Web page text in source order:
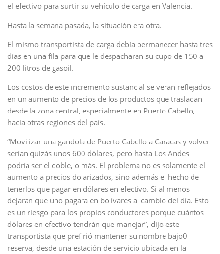
el efectivo para surtir su vehículo de carga en Valencia.
Hasta la semana pasada, la situación era otra.
El mismo transportista de carga debía permanecer hasta tres
días en una fila para que le despacharan su cupo de 150 a
200 litros de gasoil.
Los costos de este incremento sustancial se verán reflejados
en un aumento de precios de los productos que trasladan
desde la zona central, especialmente en Puerto Cabello,
hacia otras regiones del país.
“Movilizar una gandola de Puerto Cabello a Caracas y volver
serían quizás unos 600 dólares, pero hasta Los Andes
podría ser el doble, o más. El problema no es solamente el
aumento a precios dolarizados, sino además el hecho de
tenerlos que pagar en dólares en efectivo. Si al menos
dejaran que uno pagara en bolívares al cambio del día. Esto
es un riesgo para los propios conductores porque cuántos
dólares en efectivo tendrán que manejar”, dijo este
transportista que prefirió mantener su nombre bajo0
reserva, desde una estación de servicio ubicada en la